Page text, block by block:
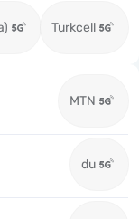
Turkcell
MTN
du